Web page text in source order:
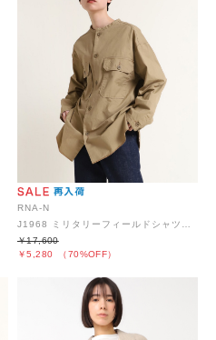
RNA-N
J1968 ミリタリーフィールドシャツジャケット
￥5,280 （70%OFF）
￥17,600